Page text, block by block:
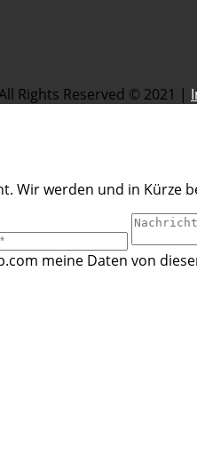
Rights Reserved © 2021 |
Wir werden und in Kürze
meine Daten von